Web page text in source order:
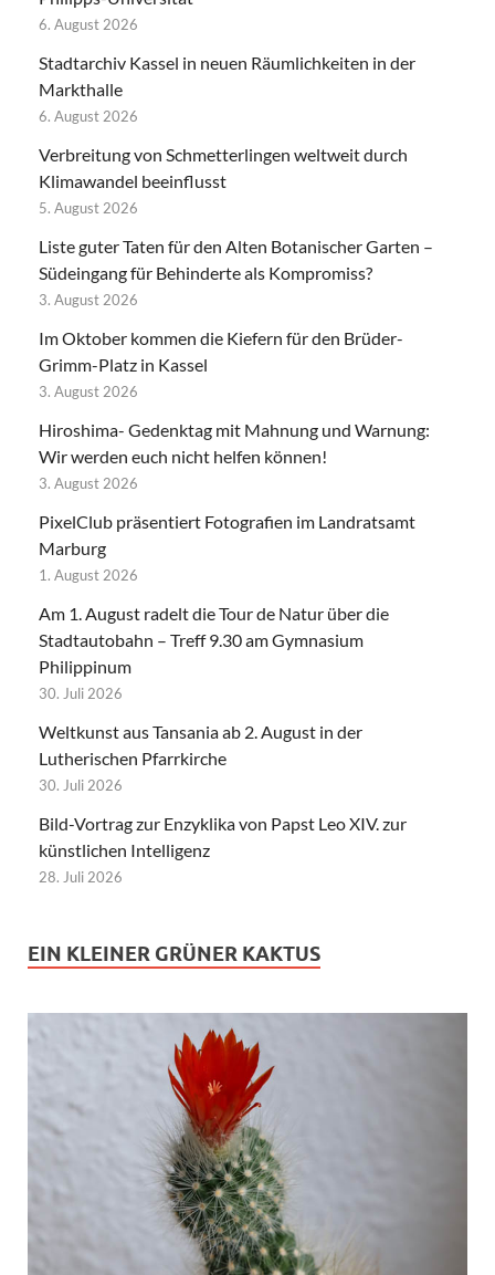
6. August 2026
Stadtarchiv Kassel in neuen Räumlichkeiten in der
Markthalle
6. August 2026
Verbreitung von Schmetterlingen weltweit durch
Klimawandel beeinflusst
5. August 2026
Liste guter Taten für den Alten Botanischer Garten –
Südeingang für Behinderte als Kompromiss?
3. August 2026
Im Oktober kommen die Kiefern für den Brüder-
Grimm-Platz in Kassel
3. August 2026
Hiroshima- Gedenktag mit Mahnung und Warnung:
Wir werden euch nicht helfen können!
3. August 2026
PixelClub präsentiert Fotografien im Landratsamt
Marburg
1. August 2026
Am 1. August radelt die Tour de Natur über die
Stadtautobahn – Treff 9.30 am Gymnasium
Philippinum
30. Juli 2026
Weltkunst aus Tansania ab 2. August in der
Lutherischen Pfarrkirche
30. Juli 2026
Bild-Vortrag zur Enzyklika von Papst Leo XIV. zur
künstlichen Intelligenz
28. Juli 2026
EIN KLEINER GRÜNER KAKTUS